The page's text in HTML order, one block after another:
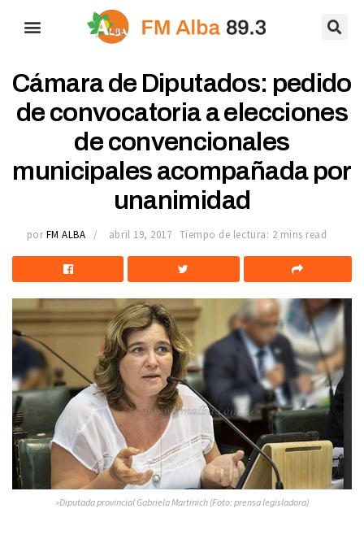
Cámara de Diputados: pedido
de convocatoria a elecciones
de convencionales
municipales acompañada por
unanimidad
por FM ALBA abril 19, 2017 Tiempo de lectura: 2 mins read
»Diputada provincial Gabriela Martinich (Foto: prensa legisladora)